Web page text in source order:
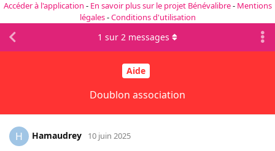
Accéder à l'application - En savoir plus sur le projet Bénévalibre- Mentions
légales-Conditions d'utilisation
Aide
Doublon association
1 sur 2 messages
H Hamaudrey 10 juin 2025